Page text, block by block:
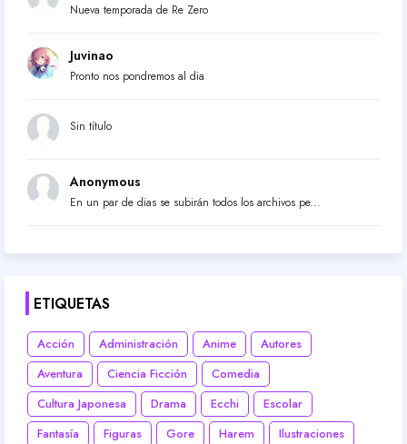
Nueva temporada de Re Zero
Juvinao
Pronto nos pondremos al dia
Sin título
Anonymous
En un par de dias se subirán todos los archivos pe...
ETIQUETAS
Acción Administración Anime
Autores
Aventura
Ciencia Ficción
Comedia
Cultura Japonesa
Drama Ecchi
Escolar
Fantasía
Figuras Gore Harem
Ilustraciones